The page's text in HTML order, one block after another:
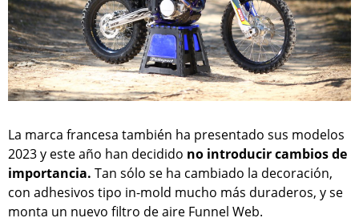
La marca francesa también ha presentado sus modelos
2023 y este año han decidido no introducir cambios de
importancia. Tan sólo se ha cambiado la decoración,
con adhesivos tipo in-mold mucho más duraderos, y se
monta un nuevo filtro de aire Funnel Web.